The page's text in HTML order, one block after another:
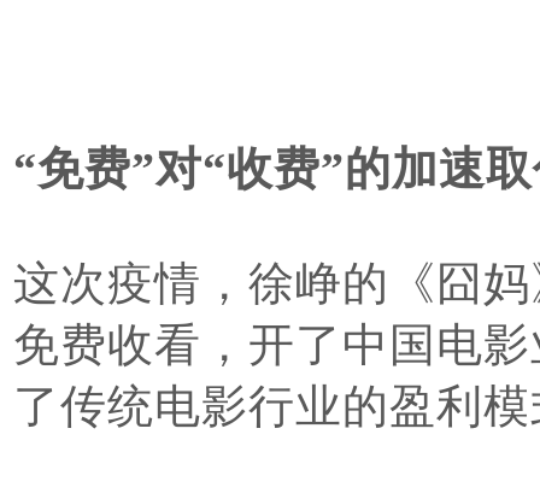
“免费”对“收费”的加速
这次疫情，徐峥的《囧
免费收看，开了中国电
了传统电影行业的盈利